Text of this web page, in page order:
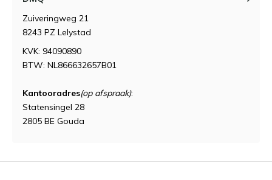
Zuiveringweg 21
8243 PZ Lelystad
KVK: 94090890
BTW: NL866632657B01
Kantooradres(op afspraak):
Statensingel 28
2805 BE Gouda